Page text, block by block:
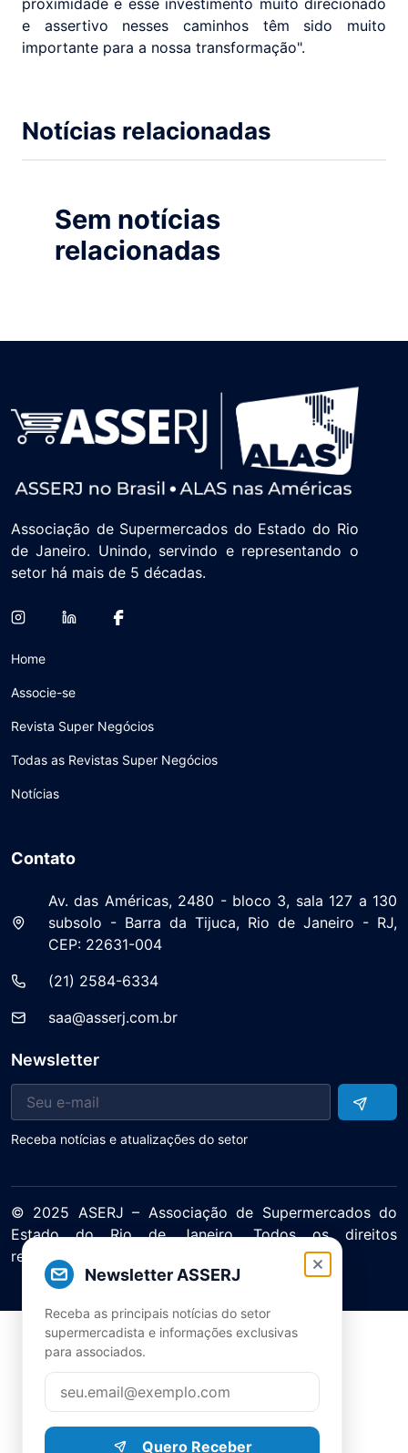
e assertivo nesses caminhos têm sido muito
importante para a nossa transformação".
Notícias relacionadas
Sem notícias
relacionadas
Newsletter ASSERJ
Receba as principais notícias do setor
supermercadista e informações exclusivas
para associados.
Quero Receber
Associação de Supermercados do Estado do Rio
de Janeiro. Unindo, servindo e representando o
setor há mais de 5 décadas.
Home
Associe-se
Revista Super Negócios
Todas as Revistas Super Negócios
Notícias
Contato
Av. das Américas, 2480 - bloco 3, sala 127 a 130
subsolo - Barra da Tijuca, Rio de Janeiro - RJ,
CEP: 22631-004
(21) 2584-6334
saa@asserj.com.br
Newsletter
Receba notícias e atualizações do setor
© 2025 ASERJ – Associação de Supermercados do
Estado do Rio de Janeiro. Todos os direitos
reservados.
Política de Privacidade Termos de Uso